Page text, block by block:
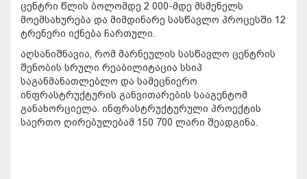
ცენტრი წლის ბოლომდე 2 000-მდე მსმენელს
მოემსახურება და მიმდინარე სასწავლო პროცესში 12
ტრენერი იქნება ჩართული.
აღსანიშნავია, რომ მარნეულის სასწავლო ცენტრის
შენობის სრული რეაბილიტაცია სსიპ
საგანმანათლებლო და სამეცნიერო
ინფრასტრუქტურის განვითარების სააგენტომ
განახორციელა. ინფრასტრუქტურული პროექტის
საერთო ღირებულებამ 150 700 ლარი შეადგინა.